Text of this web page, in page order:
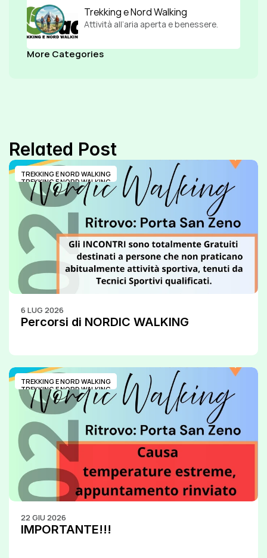
Trekking e Nord Walking
Attività all’aria aperta e benessere.
More Categories
Related Post
TREKKING E NORD WALKING
TREKKING E NORD WALKING
6 LUG 2026
Percorsi di NORDIC WALKING
TREKKING E NORD WALKING
TREKKING E NORD WALKING
22 GIU 2026
IMPORTANTE!!!